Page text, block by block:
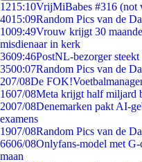
1215:10VrijMiBabes #316 (not
4015:09Random Pics van de
1009:49Vrouw krijgt 30
misdienaar in kerk
3609:46PostNL-bezorger
3500:07Random Pics van de
207/08De
1607/08Meta krijgt half miljard
2007/08Denemarken pakt AI-
examens
1907/08Random Pics van de
6606/08Onlyfans-model met
maan